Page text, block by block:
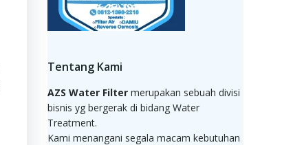
Tentang Kami
AZS Water Filtermerupakan sebuah divisi
bisnis yg bergerak di bidang Water
Treatment.
Kami menangani segala macam kebutuhan